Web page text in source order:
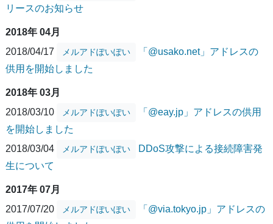
リースのお知らせ
2018年 04月
2018/04/17
メルアドぽいぽい
「@usako.net」アドレスの
供用を開始しました
2018年 03月
2018/03/10
メルアドぽいぽい
「@eay.jp」アドレスの供用
を開始しました
2018/03/04
メルアドぽいぽい
DDoS攻撃による接続障害発
生について
2017年 07月
2017/07/20
メルアドぽいぽい
「@via.tokyo.jp」アドレスの